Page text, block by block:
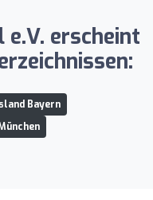
erscheint
Bayern